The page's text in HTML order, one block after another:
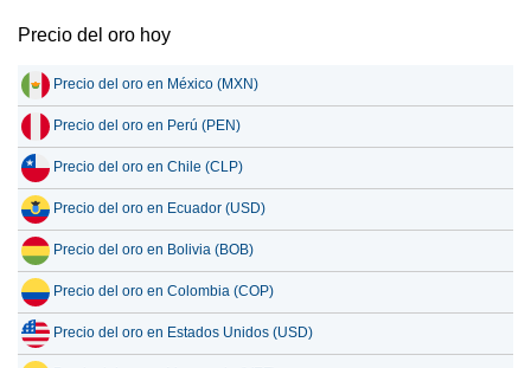
Precio del oro hoy
Precio del oro en México (MXN)
Precio del oro en Perú (PEN)
Precio del oro en Chile (CLP)
Precio del oro en Ecuador (USD)
Precio del oro en Bolivia (BOB)
Precio del oro en Colombia (COP)
Precio del oro en Estados Unidos (USD)